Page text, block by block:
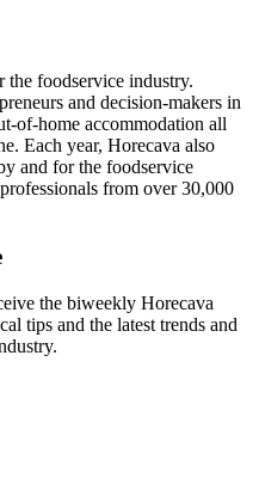
the foodservice industry.
and decision-makers in
of-home accommodation all
Each year, Horecava also
and for the foodservice
from over 30,000
the biweekly Horecava
tips and the latest trends and